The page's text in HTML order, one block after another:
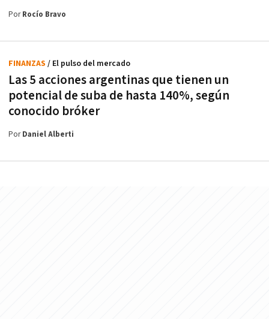
PorRocío Bravo
Las 5 acciones argentinas que tienen un
potencial de suba de hasta 140%, según
conocido bróker
FINANZAS / El pulso del mercado
PorDaniel Alberti